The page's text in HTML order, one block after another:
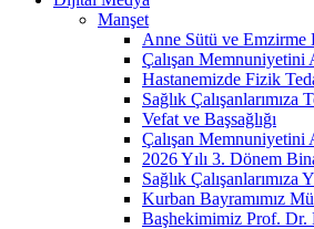
Manşet
Anne Sütü ve Emzirme
Çalışan Memnuniyetini
Hastanemizde Fizik
Sağlık
Vefat ve Başsağlığı
Çalışan Memnuniyetini
2026 Yılı 3. Dönem
Sağlık
Kurban Bayramımız
Başhekimimiz Prof. Dr.